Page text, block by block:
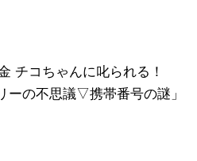
チコちゃんに叱られる！
の不思議▽携帯番号の謎」